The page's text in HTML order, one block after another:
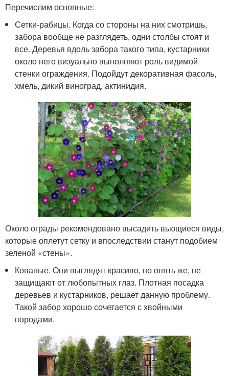
Перечислим основные:
Сетки-рабицы. Когда со стороны на них смотришь,
забора вообще не разглядеть, одни столбы стоят и
все. Деревья вдоль забора такого типа, кустарники
около него визуально выполняют роль видимой
стенки ограждения. Подойдут декоративная фасоль,
хмель, дикий виноград, актинидия.
Около ограды рекомендовано высадить вьющиеся виды,
которые оплетут сетку и впоследствии станут подобием
зеленой «стены».
Кованые. Они выглядят красиво, но опять же, не
защищают от любопытных глаз. Плотная посадка
деревьев и кустарников, решает данную проблему.
Такой забор хорошо сочетается с хвойными
породами.